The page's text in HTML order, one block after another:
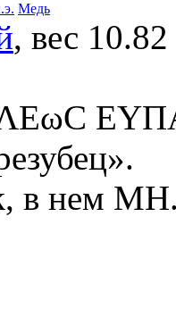
Медь
, вес
в нем